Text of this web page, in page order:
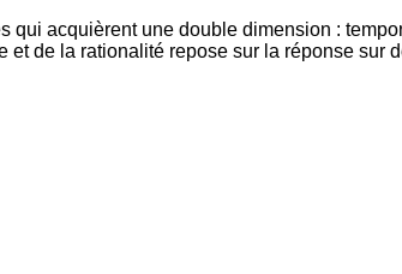
acquièrent une double dimension :
de la rationalité repose sur la réponse sur